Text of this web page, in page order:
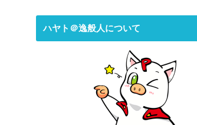
ハヤト＠逸般人について